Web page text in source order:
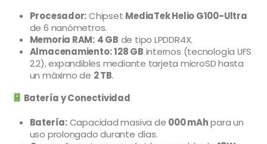
Procesador:Chipset MediaTek Helio G100-Ultra
de 6 nanómetros.
Memoria RAM: 4 GB de tipo LPDDR4X.
Almacenamiento:128 GB internos (tecnología UFS
2.2), expandibles mediante tarjeta microSD hasta
un máximo de 2 TB.
Batería y Conectividad
Batería:Capacidad masiva de 000 mAhpara un
uso prolongado durante días.